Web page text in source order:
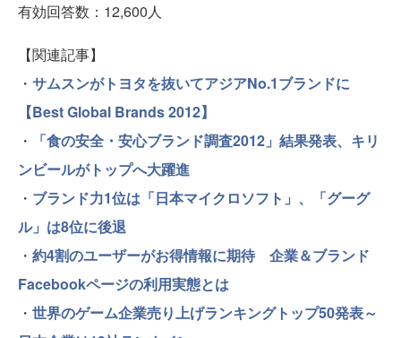
有効回答数：12,600人
【関連記事】
・ サムスンがトヨタを抜いてアジアNo.1ブランドに
【Best Global Brands 2012】
・
「食の安全・安心ブランド調査2012」結果発表、キリ
ンビールがトップへ大躍進
・ ブランド力1位は「日本マイクロソフト」、「グーグ
ル」は8位に後退
・ 約4割のユーザーがお得情報に期待 企業＆ブランド
Facebookページの利用実態とは
・ 世界のゲーム企業売り上げランキングトップ50発表～